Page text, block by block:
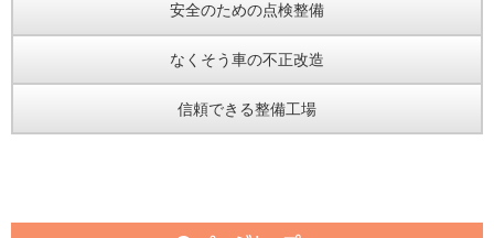
安全のための点検整備
なくそう車の不正改造
信頼できる整備工場